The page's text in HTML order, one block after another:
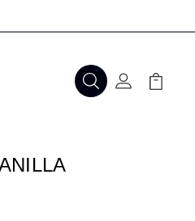
BuscarMi Cuenta
Mi